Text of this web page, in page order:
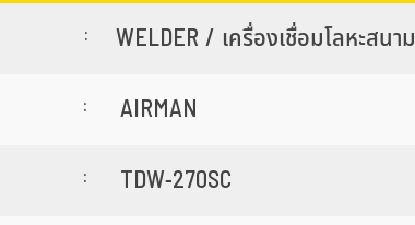
:
WELDER / เครื่องเชื่อมโลหะสนาม
:
AIRMAN
:
TDW-270SC